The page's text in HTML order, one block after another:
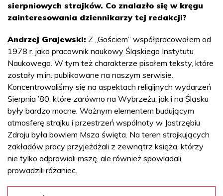
sierpniowych strajków. Co znalazło się w kręgu
zainteresowania dziennikarzy tej redakcji?
Andrzej Grajewski: Z „Gościem” współpracowałem od
1978 r. jako pracownik naukowy Śląskiego Instytutu
Naukowego. W tym też charakterze pisałem teksty, które
zostały m.in. publikowane na naszym serwisie.
Koncentrowaliśmy się na aspektach religijnych wydarzeń
Sierpnia ’80, które zarówno na Wybrzeżu, jak i na Śląsku
były bardzo mocne. Ważnym elementem budującym
atmosferę strajku i przestrzeń wspólnoty w Jastrzębiu
Zdroju była bowiem Msza święta. Na teren strajkujących
zakładów pracy przyjeżdżali z zewnątrz księża, którzy
nie tylko odprawiali mszę, ale również spowiadali,
prowadzili różaniec.